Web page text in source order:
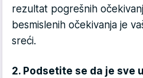
rezultat pogrešnih
besmislenih očekivanja je
sreći.
2. Podsetite se da je sve